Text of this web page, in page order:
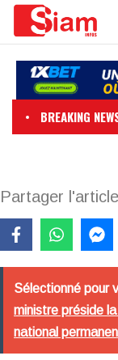
BREAKING
Partager l'article
Sélectionné pour
ministre préside
national